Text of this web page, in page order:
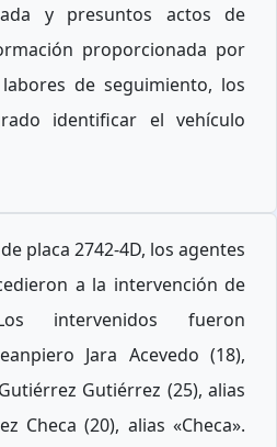
y presuntos actos de
proporcionada por
de seguimiento, los
identificar el vehículo
placa 2742-4D, los agentes
a la intervención de
intervenidos fueron
Jara Acevedo (18),
Gutiérrez (25), alias
Checa (20), alias «Checa».